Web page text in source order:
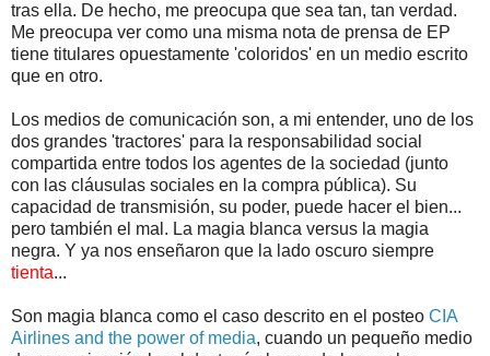
tras ella. De hecho, me preocupa que sea tan, tan verdad.
Me preocupa ver como una misma nota de prensa de EP
tiene titulares opuestamente 'coloridos' en un medio escrito
que en otro.
Los medios de comunicación son, a mi entender, uno de los
dos grandes 'tractores' para la responsabilidad social
compartida entre todos los agentes de la sociedad (junto
con las cláusulas sociales en la compra pública). Su
capacidad de transmisión, su poder, puede hacer el bien...
pero también el mal. La magia blanca versus la magia
negra. Y ya nos enseñaron que la lado oscuro siempre
tienta...
Son magia blanca como el caso descrito en el posteo CIA
Airlines and the power of media, cuando un pequeño medio